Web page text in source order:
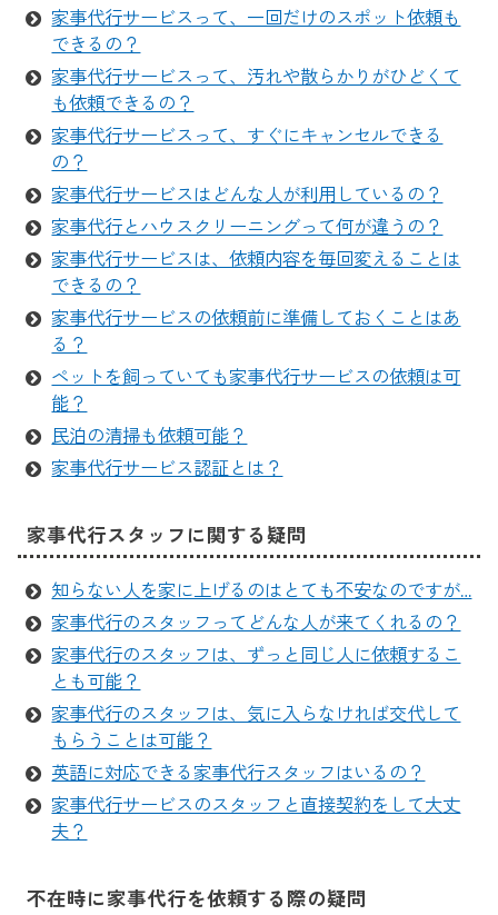
家事代行サービスって、一回だけのスポット依頼も
できるの？
家事代行サービスって、汚れや散らかりがひどくて
も依頼できるの？
家事代行サービスって、すぐにキャンセルできる
の？
家事代行サービスはどんな人が利用しているの？
家事代行とハウスクリーニングって何が違うの？
家事代行サービスは、依頼内容を毎回変えることは
できるの？
家事代行サービスの依頼前に準備しておくことはあ
る？
ペットを飼っていても家事代行サービスの依頼は可
能？
民泊の清掃も依頼可能？
家事代行サービス認証とは？
家事代行スタッフに関する疑問
知らない人を家に上げるのはとても不安なのですが…
家事代行のスタッフってどんな人が来てくれるの？
家事代行のスタッフは、ずっと同じ人に依頼するこ
とも可能？
家事代行のスタッフは、気に入らなければ交代して
もらうことは可能？
英語に対応できる家事代行スタッフはいるの？
家事代行サービスのスタッフと直接契約をして大丈
夫？
不在時に家事代行を依頼する際の疑問